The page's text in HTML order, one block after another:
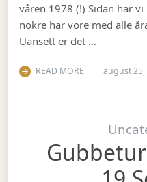
våren 1978 (!) Sidan har
nokre har vore med alle
Uansett er det …
READ MORE august 25,